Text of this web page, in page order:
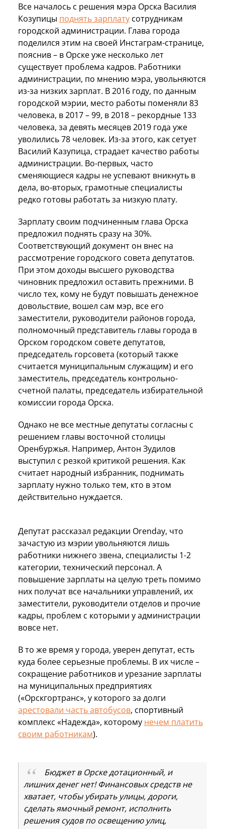
Все началось с решения мэра Орска Василия
Козупицы поднять зарплату сотрудникам
городской администрации. Глава города
поделился этим на своей Инстаграм-странице,
пояснив – в Орске уже несколько лет
существует проблема кадров. Работники
администрации, по мнению мэра, увольняются
из-за низких зарплат. В 2016 году, по данным
городской мэрии, место работы поменяли 83
человека, в 2017 – 99, в 2018 – рекордные 133
человека, за девять месяцев 2019 года уже
уволились 78 человек. Из-за этого, как сетует
Василий Казупица, страдает качество работы
администрации. Во-первых, часто
сменяющиеся кадры не успевают вникнуть в
дела, во-вторых, грамотные специалисты
редко готовы работать за низкую плату.
Зарплату своим подчиненным глава Орска
предложил поднять сразу на 30%.
Соответствующий документ он внес на
рассмотрение городского совета депутатов.
При этом доходы высшего руководства
чиновник предложил оставить прежними. В
число тех, кому не будут повышать денежное
довольствие, вошел сам мэр, все его
заместители, руководители районов города,
полномочный представитель главы города в
Орском городском совете депутатов,
председатель горсовета (который также
считается муниципальным служащим) и его
заместитель, председатель контрольно-
счетной палаты, председатель избирательной
комиссии города Орска.
Однако не все местные депутаты согласны с
решением главы восточной столицы
Оренбуржья. Например, Антон Зудилов
выступил с резкой критикой решения. Как
считает народный избранник, поднимать
зарплату нужно только тем, кто в этом
действительно нуждается.
Депутат рассказал редакции Orenday, что
зачастую из мэрии увольняются лишь
работники нижнего звена, специалисты 1-2
категории, технический персонал. А
повышение зарплаты на целую треть помимо
них получат все начальники управлений, их
заместители, руководители отделов и прочие
кадры, проблем с которыми у администрации
вовсе нет.
В то же время у города, уверен депутат, есть
куда более серьезные проблемы. В их числе –
сокращение работников и урезание зарплаты
на муниципальных предприятиях
(«Орскгортранс», у которого за долги
арестовали часть автобусов, спортивный
комплекс «Надежда», которому нечем платить
своим работникам).
Бюджет в Орске дотационный, и
лишних денег нет! Финансовых средств не
хватает, чтобы убирать улицы, дороги,
сделать ямочный ремонт, исполнить
решения судов по освещению улиц,